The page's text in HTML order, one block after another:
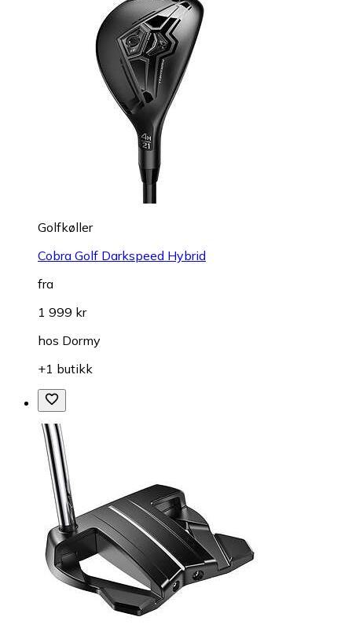
Golfkøller
Cobra Golf Darkspeed Hybrid
fra
1 999 kr
hos Dormy
+1 butikk